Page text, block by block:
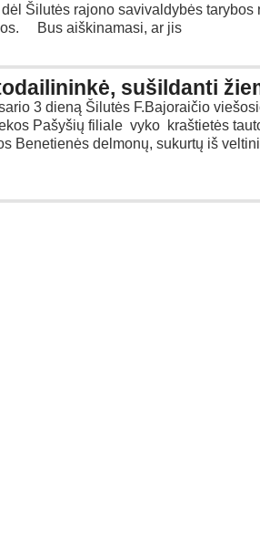
Šilutės rajono savivaldybės tarybos
Bus aiškinamasi, ar jis
sušildanti
3 dieną Šilutės F.Bajoraičio
Pašyšių filiale vyko kraštietės
Benetienės delmonų, sukurtų iš